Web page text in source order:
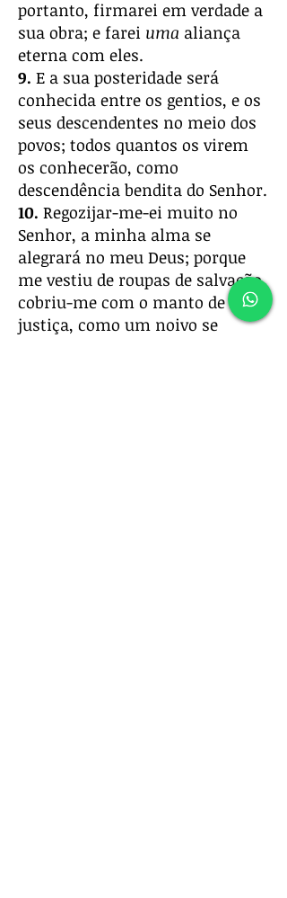
portanto, firmarei em verdade a
sua obra; e farei uma aliança
eterna com eles.
9. E a sua posteridade será
conhecida entre os gentios, e os
seus descendentes no meio dos
povos; todos quantos os virem
os conhecerão, como
descendência bendita do Senhor.
10. Regozijar-me-ei muito no
Senhor, a minha alma se
alegrará no meu Deus; porque
me vestiu de roupas de salvação,
cobriu-me com o manto de
justiça, como um noivo se